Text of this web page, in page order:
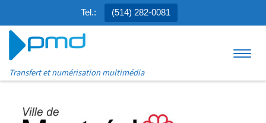
Tel.: (514) 282-0081
Transfert et numérisation multimédia